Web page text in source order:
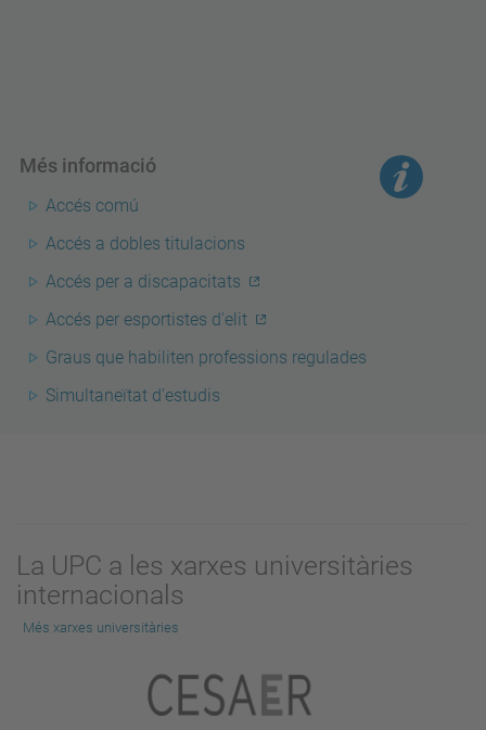
Més informació
Accés comú
Accés a dobles titulacions
Accés per a discapacitats
Accés per esportistes d'elit
Graus que habiliten professions regulades
Simultaneïtat d'estudis
La UPC a les xarxes universitàries
internacionals
Més xarxes universitàries